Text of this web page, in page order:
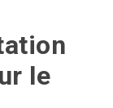
le